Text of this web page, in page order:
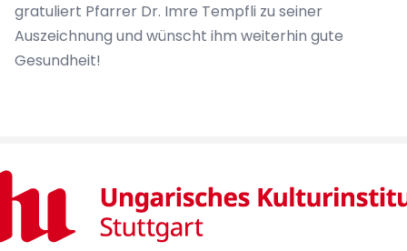
gratuliert Pfarrer Dr. Imre Tempfli zu seiner
Auszeichnung und wünscht ihm weiterhin gute
Gesundheit!